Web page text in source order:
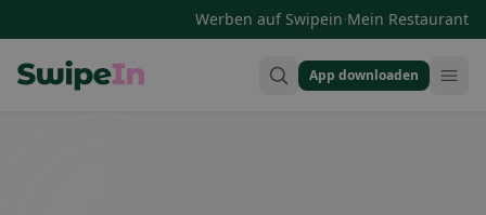
Werben auf Swipein·Mein Restaurant
App downloaden